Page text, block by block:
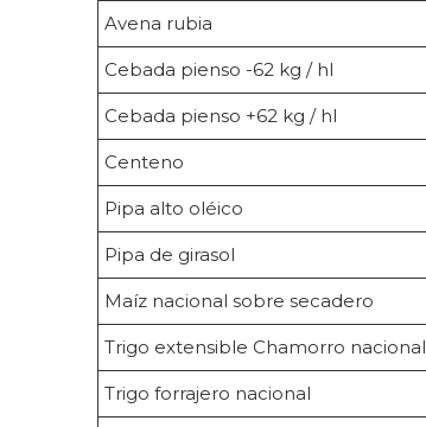
Avena rubia
Cebada pienso -62 kg / hl
Cebada pienso +62 kg / hl
Centeno
Pipa alto oléico
Pipa de girasol
Maíz nacional sobre secadero
Trigo extensible Chamorro nacional
Trigo forrajero nacional